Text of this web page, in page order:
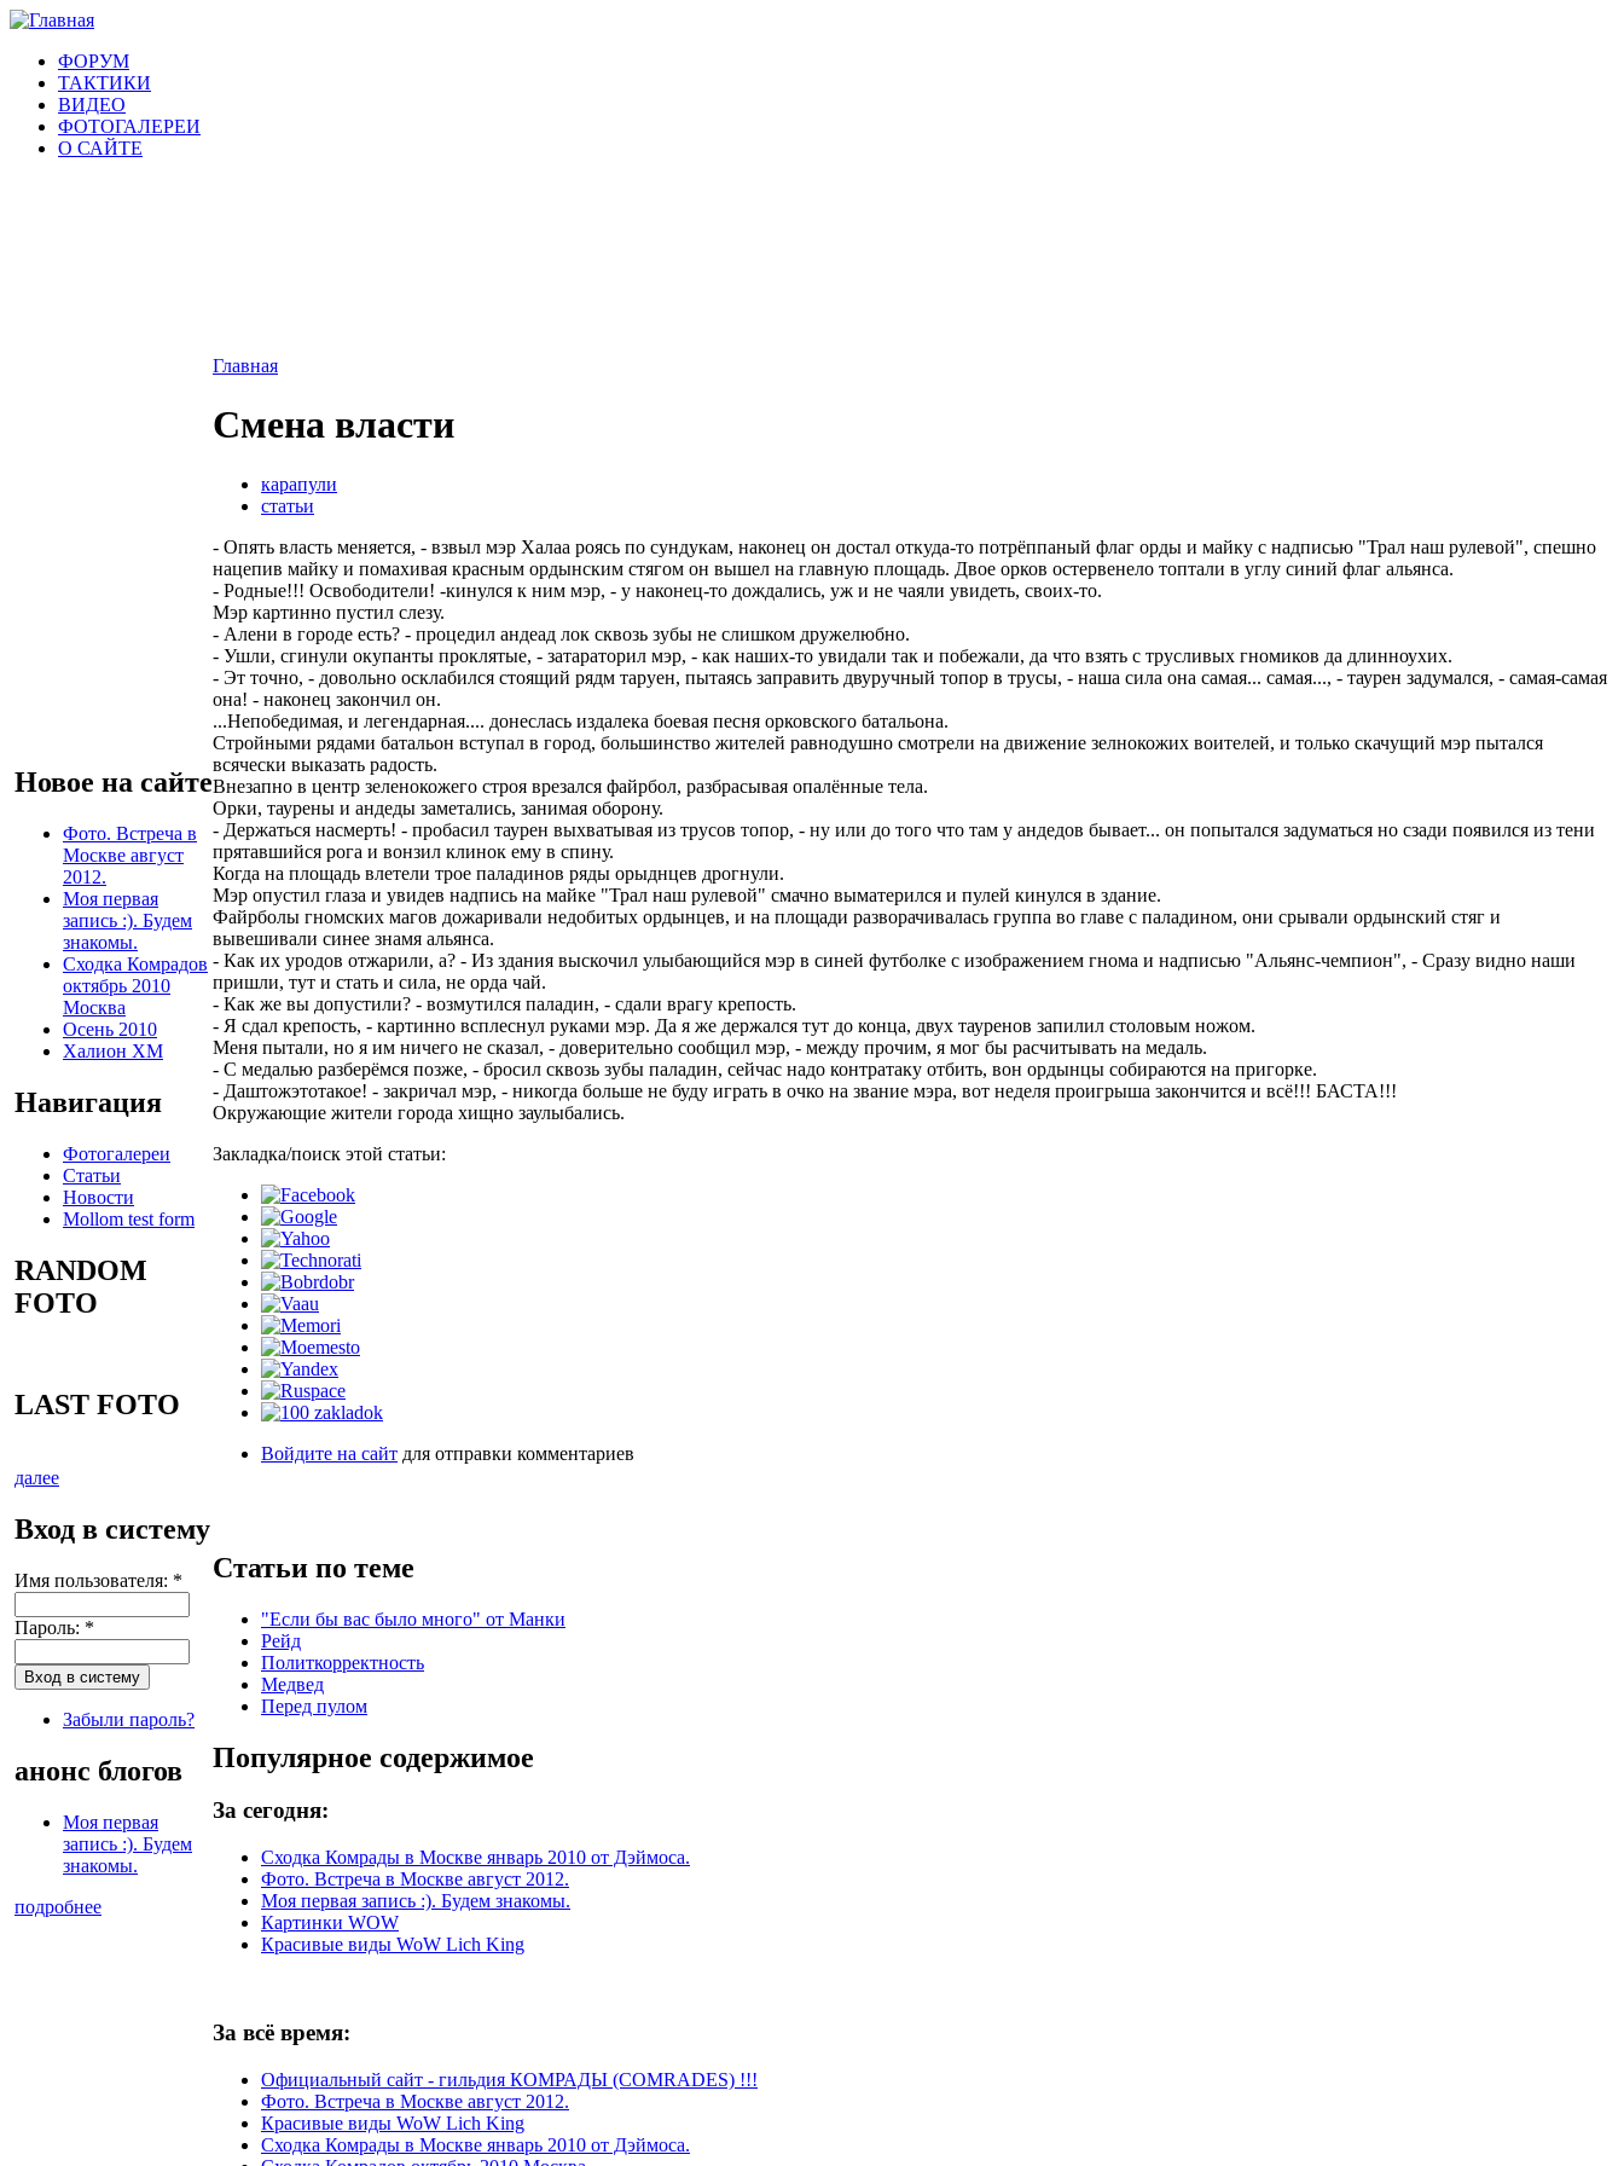
ФОРУМ
ТАКТИКИ
ВИДЕО
ФОТОГАЛЕРЕИ
О САЙТЕ
Новое на сайте
Фото. Встреча в
Москве август
2012.
Моя первая
запись :). Будем
знакомы.
Сходка Комрадов
октябрь 2010
Москва
Осень 2010
Халион ХМ
Навигация
Фотогалереи
Статьи
Новости
Mollom test form
RANDOM
FOTO
LAST FOTO
далее
Вход в систему
Имя пользователя: *
Пароль: *
Забыли пароль?
анонс блогов
Моя первая
запись :). Будем
знакомы.
подробнее
Главная
Смена власти
карапули
статьи
- Опять власть меняется, - взвыл мэр Халаа роясь по сундукам, наконец он достал откуда-то потрёппаный флаг орды и майку с надписью "Трал наш рулевой", спешно
нацепив майку и помахивая красным ордынским стягом он вышел на главную площадь. Двое орков остервенело топтали в углу синий флаг альянса.
- Родные!!! Освободители! -кинулся к ним мэр, - у наконец-то дождались, уж и не чаяли увидеть, своих-то.
Мэр картинно пустил слезу.
- Алени в городе есть? - процедил андеад лок сквозь зубы не слишком дружелюбно.
- Ушли, сгинули окупанты проклятые, - затараторил мэр, - как наших-то увидали так и побежали, да что взять с трусливых гномиков да длинноухих.
- Эт точно, - довольно осклабился стоящий рядм таруен, пытаясь заправить двуручный топор в трусы, - наша сила она самая... самая..., - таурен задумался, - самая-самая
она! - наконец закончил он.
...Непобедимая, и легендарная.... донеслась издалека боевая песня орковского батальона.
Стройными рядами батальон вступал в город, большинство жителей равнодушно смотрели на движение зелнокожих воителей, и только скачущий мэр пытался
всячески выказать радость.
Внезапно в центр зеленокожего строя врезался файрбол, разбрасывая опалённые тела.
Орки, таурены и андеды заметались, занимая оборону.
- Держаться насмерть! - пробасил таурен выхватывая из трусов топор, - ну или до того что там у андедов бывает... он попытался задуматься но сзади появился из тени
прятавшийся рога и вонзил клинок ему в спину.
Когда на площадь влетели трое паладинов ряды орыднцев дрогнули.
Мэр опустил глаза и увидев надпись на майке "Трал наш рулевой" смачно выматерился и пулей кинулся в здание.
Файрболы гномских магов дожаривали недобитых ордынцев, и на площади разворачивалась группа во главе с паладином, они срывали ордынский стяг и
вывешивали синее знамя альянса.
- Как их уродов отжарили, а? - Из здания выскочил улыбающийся мэр в синей футболке с изображением гнома и надписью "Альянс-чемпион", - Сразу видно наши
пришли, тут и стать и сила, не орда чай.
- Как же вы допустили? - возмутился паладин, - сдали врагу крепость.
- Я сдал крепость, - картинно всплеснул руками мэр. Да я же держался тут до конца, двух тауренов запилил столовым ножом.
Меня пытали, но я им ничего не сказал, - доверительно сообщил мэр, - между прочим, я мог бы расчитывать на медаль.
- С медалью разберёмся позже, - бросил сквозь зубы паладин, сейчас надо контратаку отбить, вон ордынцы собираются на пригорке.
- Даштожэтотакое! - закричал мэр, - никогда больше не буду играть в очко на звание мэра, вот неделя проигрыша закончится и всё!!! БАСТА!!!
Окружающие жители города хищно заулыбались.
Закладка/поиск этой статьи:
Войдите на сайт для отправки комментариев
Статьи по теме
"Если бы вас было много" от Манки
Рейд
Политкорректность
Медвед
Перед пулом
Популярное содержимое
За сегодня:
Сходка Комрады в Москве январь 2010 от Дэймоса.
Фото. Встреча в Москве август 2012.
Моя первая запись :). Будем знакомы.
Картинки WOW
Красивые виды WoW Lich King
За всё время:
Официальный сайт - гильдия КОМРАДЫ (COMRADES) !!!
Фото. Встреча в Москве август 2012.
Красивые виды WoW Lich King
Сходка Комрады в Москве январь 2010 от Дэймоса.